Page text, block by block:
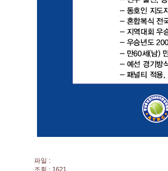
파일 :
조회 : 1621